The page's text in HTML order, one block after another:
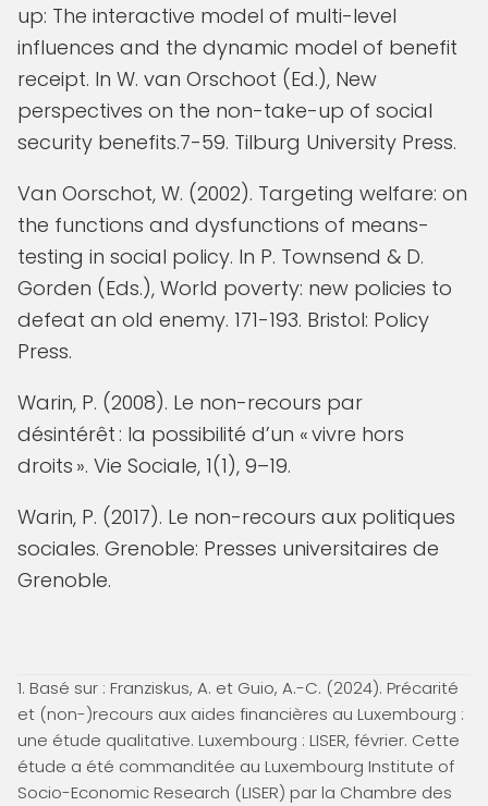
up: The interactive model of multi-level
influences and the dynamic model of benefit
receipt. In W. van Orschoot (Ed.), New
perspectives on the non-take-up of social
security benefits.7-59. Tilburg University Press.
Van Oorschot, W. (2002). Targeting welfare: on
the functions and dysfunctions of means-
testing in social policy. In P. Townsend & D.
Gorden (Eds.), World poverty: new policies to
defeat an old enemy. 171-193. Bristol: Policy
Press.
Warin, P. (2008). Le non-recours par
désintérêt : la possibilité d’un « vivre hors
droits ». Vie Sociale, 1(1), 9–19.
Warin, P. (2017). Le non-recours aux politiques
sociales. Grenoble: Presses universitaires de
Grenoble.
1. Basé sur : Franziskus, A. et Guio, A.-C. (2024). Précarité
et (non-)recours aux aides financières au Luxembourg :
une étude qualitative. Luxembourg : LISER, février. Cette
étude a été commanditée au Luxembourg Institute of
Socio-Economic Research (LISER) par la Chambre des